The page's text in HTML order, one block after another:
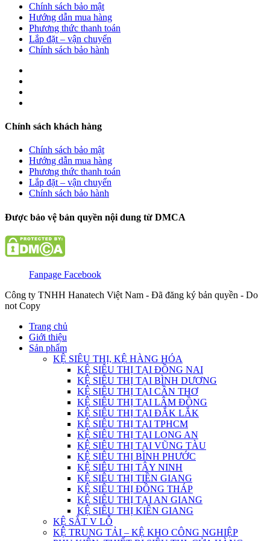
Chính sách bảo mật
Hướng dẫn mua hàng
Phương thức thanh toán
Lắp đặt – vận chuyển
Chính sách bảo hành
Chính sách khách hàng
Chính sách bảo mật
Hướng dẫn mua hàng
Phương thức thanh toán
Lắp đặt – vận chuyển
Chính sách bảo hành
Được bảo vệ bản quyền nội dung từ DMCA
Fanpage Facebook
Công ty TNHH Hanatech Việt Nam - Đã đăng ký bản quyền - Do
not Copy
Trang chủ
Giới thiệu
Sản phẩm
KỆ SIÊU THỊ, KỆ HÀNG HÓA
KỆ SIÊU THỊ TẠI ĐỒNG NAI
KỆ SIÊU THỊ TẠI BÌNH DƯƠNG
KỆ SIÊU THỊ TẠI CẦN THƠ
KỆ SIÊU THỊ TẠI LÂM ĐỒNG
KỆ SIÊU THỊ TẠI ĐẮK LẮK
KỆ SIÊU THỊ TẠI TPHCM
KỆ SIÊU THỊ TẠI LONG AN
KỆ SIÊU THỊ TẠI VŨNG TÀU
KỆ SIÊU THỊ BÌNH PHƯỚC
KỆ SIÊU THỊ TÂY NINH
KỆ SIÊU THỊ TIỀN GIANG
KỆ SIÊU THỊ ĐỒNG THÁP
KỆ SIÊU THỊ TẠI AN GIANG
KỆ SIÊU THỊ KIÊN GIANG
KỆ SẮT V LỖ
KỆ TRUNG TẢI – KỆ KHO CÔNG NGHIỆP